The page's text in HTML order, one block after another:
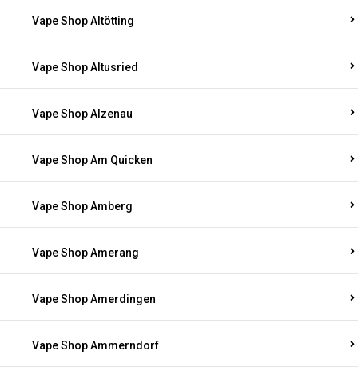
Vape Shop Altötting
Vape Shop Altusried
Vape Shop Alzenau
Vape Shop Am Quicken
Vape Shop Amberg
Vape Shop Amerang
Vape Shop Amerdingen
Vape Shop Ammerndorf